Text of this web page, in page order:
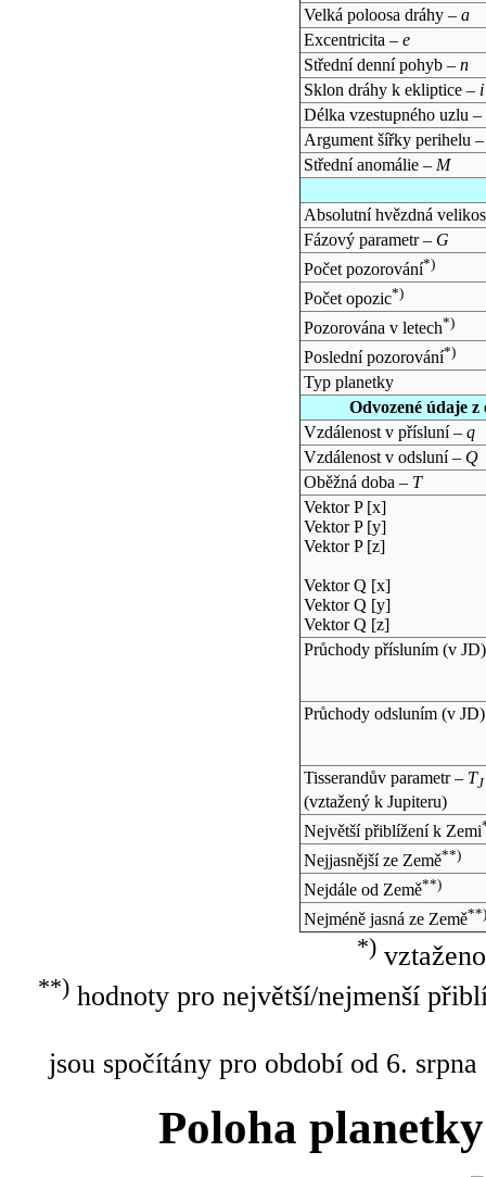
Velká poloosa dráhy – a
Excentricita – e
Střední denní pohyb – n
Sklon dráhy k ekliptice – i
Délka vzestupného uzlu –
Argument šířky perihelu
Střední anomálie – M
Absolutní hvězdná
Fázový parametr – G
Počet pozorování*)
Počet opozic*)
Pozorována v letech*)
Poslední pozorování*)
Typ planetky
Odvozené údaje
Vzdálenost v přísluní – q
Vzdálenost v odsluní – Q
Oběžná doba – T
Vektor P [x]
Vektor P [y]
Vektor P [z]
Vektor Q [x]
Vektor Q [y]
Vektor Q [z]
Průchody přísluním (v JD)
Průchody odsluním (v JD)
Tisserandův parametr – TJ
(vztažený k Jupiteru)
Největší přiblížení k Zemi
Nejjasnější ze Země**)
Nejdále od Země**)
Nejméně jasná ze Země**)
*)
**)hodnoty pro největší/nejmenší
jsou spočítány pro období od 6.
Poloha